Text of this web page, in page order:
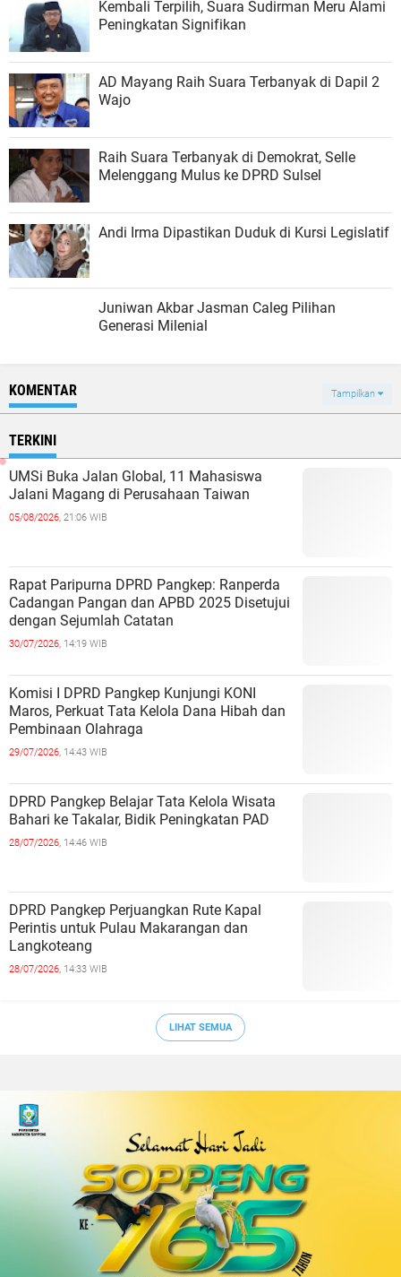
Kembali Terpilih, Suara Sudirman Meru Alami
Peningkatan Signifikan
AD Mayang Raih Suara Terbanyak di Dapil 2
Wajo
Raih Suara Terbanyak di Demokrat, Selle
Melenggang Mulus ke DPRD Sulsel
Andi Irma Dipastikan Duduk di Kursi Legislatif
Juniwan Akbar Jasman Caleg Pilihan
Generasi Milenial
KOMENTAR Tampilkan
TERKINI
UMSi Buka Jalan Global, 11 Mahasiswa
Jalani Magang di Perusahaan Taiwan
05/08/2026, 21:06 WIB
Rapat Paripurna DPRD Pangkep: Ranperda
Cadangan Pangan dan APBD 2025 Disetujui
dengan Sejumlah Catatan
30/07/2026, 14:19 WIB
Komisi I DPRD Pangkep Kunjungi KONI
Maros, Perkuat Tata Kelola Dana Hibah dan
Pembinaan Olahraga
29/07/2026, 14:43 WIB
DPRD Pangkep Belajar Tata Kelola Wisata
Bahari ke Takalar, Bidik Peningkatan PAD
28/07/2026, 14:46 WIB
DPRD Pangkep Perjuangkan Rute Kapal
Perintis untuk Pulau Makarangan dan
Langkoteang
28/07/2026, 14:33 WIB
LIHAT SEMUA